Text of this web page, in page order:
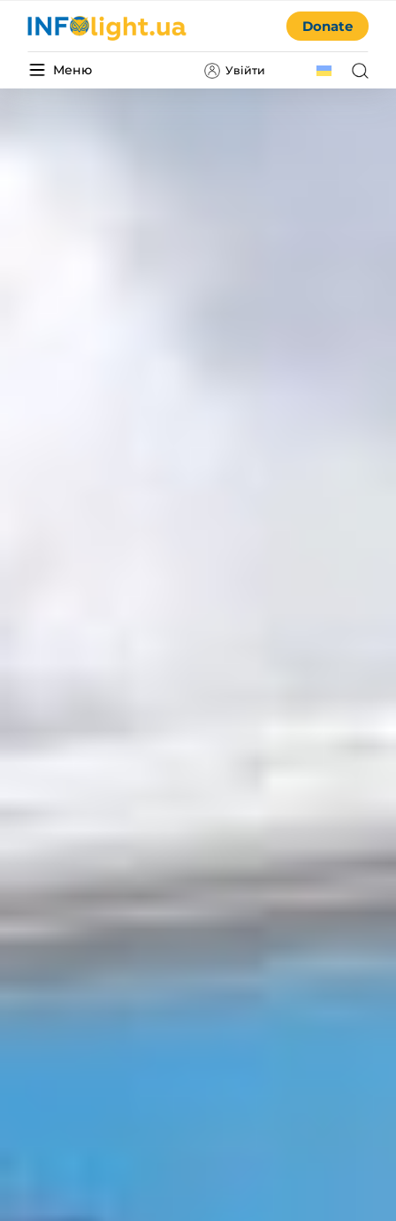
Меню Увійти
Donate